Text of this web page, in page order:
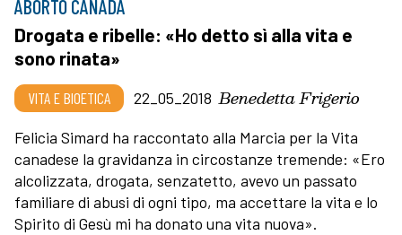
ABORTO CANADA
Drogata e ribelle: «Ho detto sì alla vita e
sono rinata»
VITA E BIOETICA 22_05_2018 Benedetta Frigerio
Felicia Simard ha raccontato alla Marcia per la Vita
canadese la gravidanza in circostanze tremende: «Ero
alcolizzata, drogata, senzatetto, avevo un passato
familiare di abusi di ogni tipo, ma accettare la vita e lo
Spirito di Gesù mi ha donato una vita nuova».